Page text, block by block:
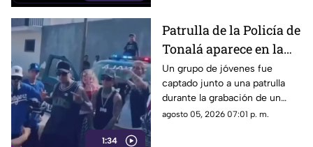
1:34
Patrulla de la Policía de
Tonalá aparece en la
grabación de un video
musical
Un grupo de jóvenes fue
captado junto a una patrulla
durante la grabación de un
video musical, situación que
agosto 05, 2026 07:01 p. m.